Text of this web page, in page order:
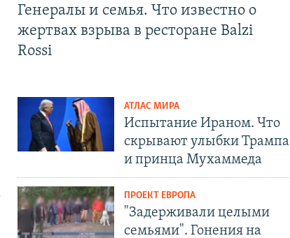
Генералы и семья. Что известно о
жертвах взрыва в ресторане Balzi
Rossi
АТЛАС МИРА
Испытание Ираном. Что
скрывают улыбки Трампа
и принца Мухаммеда
ПРОЕКТ ЕВРОПА
"Задерживали целыми
семьями". Гонения на